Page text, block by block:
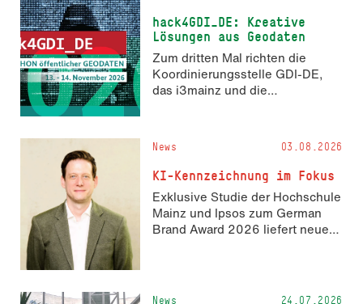
hack4GDI_DE: Kreative
Lösungen aus Geodaten
Zum dritten Mal richten die
Koordinierungsstelle GDI-DE,
das i3mainz und die
und 14. November 2026 den
Hackathon hack4GDI_DE an der
Hochschule Mainz aus. Die
Anmeldung ist geöffnet und bis
zum 2. Oktober 2026 möglich.
News 03.08.2026
KI-Kennzeichnung im Fokus
Exklusive Studie der Hochschule
Mainz und Ipsos zum German
Brand Award 2026 liefert neue
News 24.07.2026